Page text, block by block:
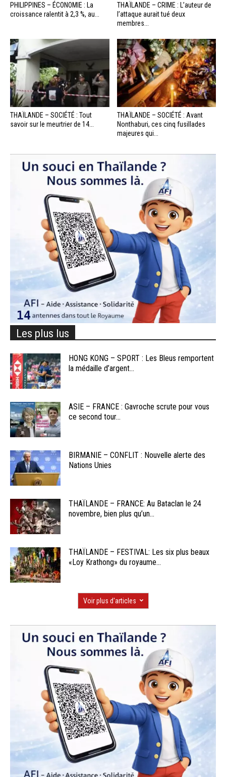
PHILIPPINES – ÉCONOMIE : La
croissance ralentit à 2,3 %, au...
THAÏLANDE – CRIME : L’auteur de
l’attaque aurait tué deux
membres...
THAÏLANDE – SOCIÉTÉ : Tout
savoir sur le meurtrier de 14...
THAÏLANDE – SOCIÉTÉ : Avant
Nonthaburi, ces cinq fusillades
majeures qui...
Les plus lus
HONG KONG – SPORT : Les Bleus remportent
la médaille d’argent...
ASIE – FRANCE : Gavroche scrute pour vous
ce second tour...
BIRMANIE – CONFLIT : Nouvelle alerte des
Nations Unies
THAÏLANDE – FRANCE: Au Bataclan le 24
novembre, bien plus qu’un...
THAÏLANDE – FESTIVAL: Les six plus beaux
«Loy Krathong» du royaume...
Voir plus d'articles